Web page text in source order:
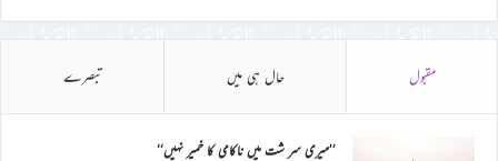
مقبول حال ہی میں تبصرے
’’میری سر شت میں ناکامی کا خمیر نہیں‘‘